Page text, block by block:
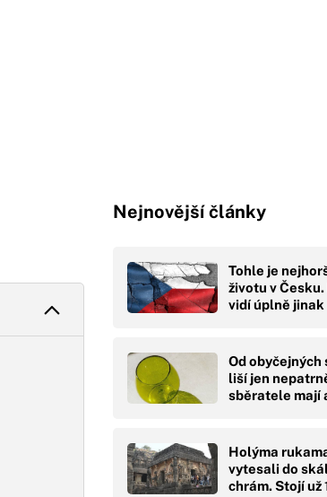
Nejnovější články
Tohle je
životu v
vidí úplně jinak
Od obyčejných
liší jen
sběratele mají
Holýma
vytesali do
chrám. Stojí